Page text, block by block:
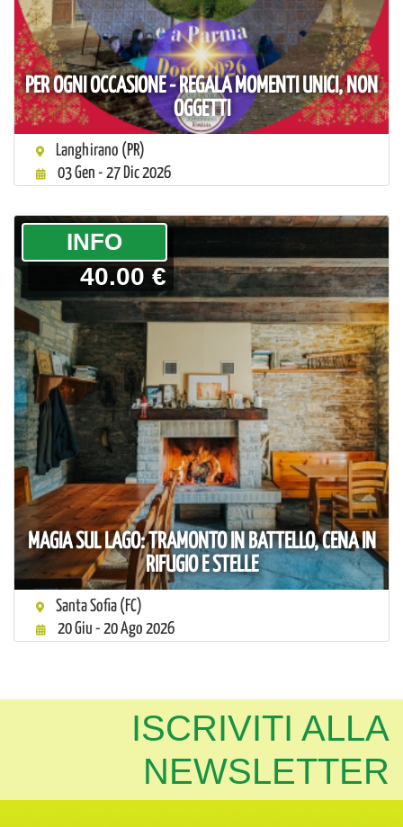
PER OGNI OCCASIONE - REGALA MOMENTI UNICI, NON
OGGETTI
Langhirano (PR)
03 Gen - 27 Dic 2026
MAGIA SUL LAGO: TRAMONTO IN BATTELLO, CENA IN
RIFUGIO E STELLE
­INFO
40.00 €
Santa Sofia (FC)
20 Giu - 20 Ago 2026
ISCRIVITI ALLA
NEWSLETTER